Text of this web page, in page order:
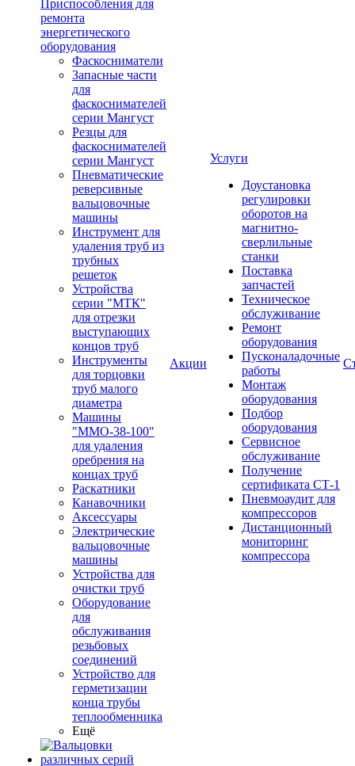
Приспособления для
ремонта
энергетического
оборудования
Фаскосниматели
Запасные части
для
фаскоснимателей
серии Мангуст
Резцы для
фаскоснимателей
серии Мангуст
Пневматические
реверсивные
вальцовочные
машины
Инструмент для
удаления труб из
трубных
решеток
Устройства
серии "МТК"
для отрезки
выступающих
концов труб
Инструменты
для торцовки
труб малого
диаметра
Машины
"ММО-38-100"
для удаления
оребрения на
концах труб
Раскатники
Канавочники
Аксессуары
Электрические
вальцовочные
машины
Устройства для
очистки труб
Оборудование
для
обслуживания
резьбовых
соединений
Устройство для
герметизации
конца трубы
теплообменника
Ещё
Акции
Услуги
Доустановка
регулировки
оборотов на
магнитно-
сверлильные
станки
Поставка
запчастей
Техническое
обслуживание
Ремонт
оборудования
Пусконаладочные
работы
Монтаж
оборудования
Подбор
оборудования
Сервисное
обслуживание
Получение
сертификата СТ-1
Пневмоаудит для
компрессоров
Дистанционный
мониторинг
компрессора